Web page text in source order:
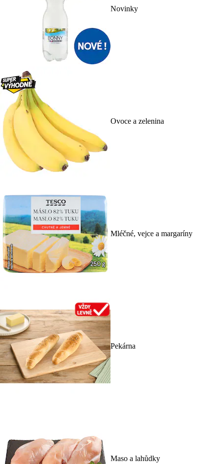
Novinky
Ovoce a zelenina
Mléčné, vejce a margaríny
Pekárna
Maso a lahůdky